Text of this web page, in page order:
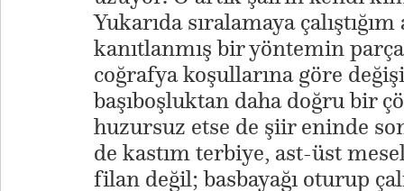
Yukarıda sıralamaya
kanıtlanmış bir yöntemin
coğrafya koşullarına göre
başıboşluktan daha doğru bir
huzursuz etse de şiir eninde
de kastım terbiye, ast-üst
filan değil; basbayağı oturup